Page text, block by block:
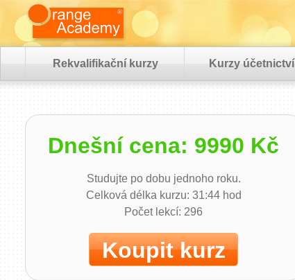
Rekvalifikační kurzy Kurzy účetnictví
Dnešní cena: 9990 Kč
Studujte po dobu jednoho roku.
Celková délka kurzu: 31:44 hod
Počet lekcí: 296
Koupit kurz